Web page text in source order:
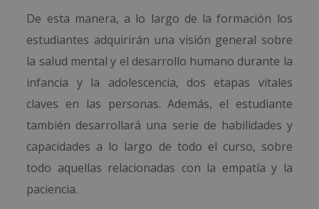
De esta manera, a lo largo de la formación los
estudiantes adquirirán una visión general sobre
la salud mental y el desarrollo humano durante la
infancia y la adolescencia, dos etapas vitales
claves en las personas. Además, el estudiante
también desarrollará una serie de habilidades y
capacidades a lo largo de todo el curso, sobre
todo aquellas relacionadas con la empatía y la
paciencia.